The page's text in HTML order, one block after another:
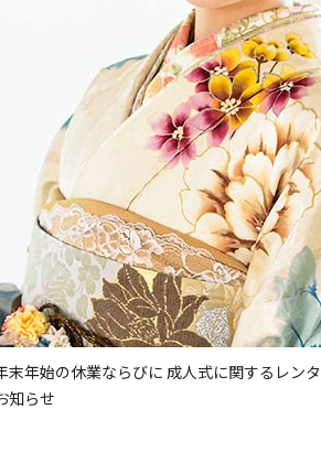
末年始の休業ならびに 成人式に関するレン
知らせ